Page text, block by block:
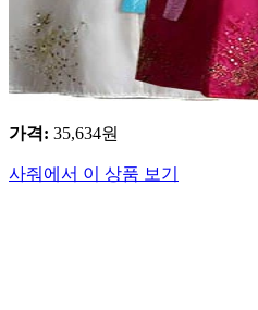
가격: 35,634원
사줘에서 이 상품 보기